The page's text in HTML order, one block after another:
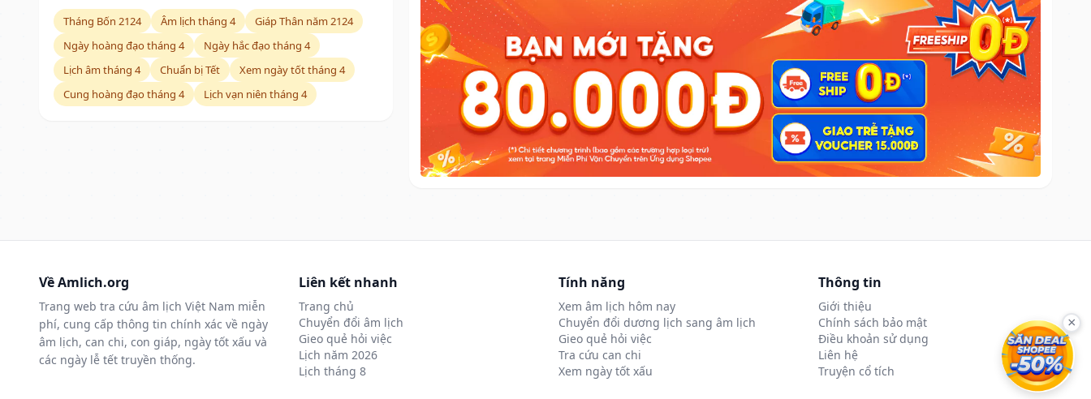
Tháng Bốn 2124 Âm lịch tháng 4
Giáp Thân năm 2124
Ngày hoàng đạo tháng 4
Ngày hắc đạo tháng 4
Lịch âm tháng 4
Chuẩn bị Tết
Xem ngày tốt tháng 4
Cung hoàng đạo tháng 4
Lịch vạn niên tháng 4
Về Amlich.org
Trang web tra cứu âm lịch Việt Nam miễn
phí, cung cấp thông tin chính xác về ngày
âm lịch, can chi, con giáp, ngày tốt xấu và
các ngày lễ tết truyền thống.
Liên kết nhanh
Trang chủ
Chuyển đổi âm lịch
Gieo quẻ hỏi việc
Lịch năm 2026
Lịch tháng 8
Tính năng
Xem âm lịch hôm nay
Chuyển đổi dương lịch sang âm lịch
Gieo quẻ hỏi việc
Tra cứu can chi
Xem ngày tốt xấu
Thông tin
Giới thiệu
Chính sách bảo mật
Điều khoản sử dụng
Liên hệ
Truyện cổ tích
×